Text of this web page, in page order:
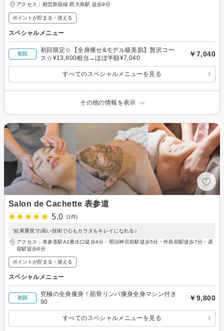
アクセス：都営新宿線 西大島駅 徒歩9分
ポイントが貯まる・使える
スペシャルメニュー
初回
初回限定☆【全身痩せ&モデル級美肌】贅沢コー
ス☆¥13,800相当→ほぼ半額¥7,040
￥7,040
すべてのスペシャルメニューを見る
その他の情報を表示
Salon de Cachette 表参道
5.0
(1件)
“結果重視”の高い技術で心もカラダもキレイになれる♪
アクセス：表参道駅A2番出口徒歩4分・明治神宮前駅徒歩5分・外苑前駅徒歩7分・原
宿駅徒歩8分
ポイントが貯まる・使える
スペシャルメニュー
初回
究極の全身痩身！筋骨リンパ痩身全身マシン付き
90
￥9,800
すべてのスペシャルメニューを見る